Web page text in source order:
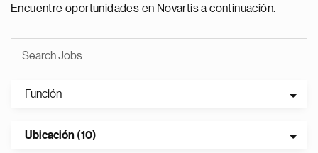
Encuentre oportunidades en Novartis a continuación.
Función
Ubicación (10)